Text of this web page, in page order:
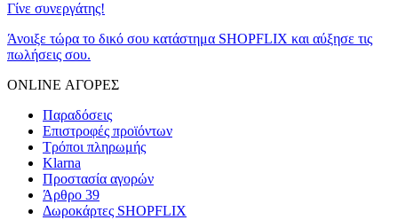
Γίνε συνεργάτης!
Άνοιξε τώρα το δικό σου κατάστημα SHOPFLIX και αύξησε τις
πωλήσεις σου.
ONLINE ΑΓΟΡΕΣ
Παραδόσεις
Επιστροφές προϊόντων
Τρόποι πληρωμής
Klarna
Προστασία αγορών
Άρθρο 39
Δωροκάρτες SHOPFLIX